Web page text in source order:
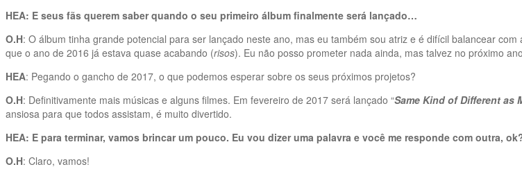
HEA: E seus fãs querem saber quando o seu primeiro álbum finalmente será lançado…
O.H: O álbum tinha grande potencial para ser lançado neste ano, mas eu também sou atriz e é difícil balancear
que o ano de 2016 já estava quase acabando (risos). Eu não posso prometer nada ainda, mas talvez no próximo
HEA: Pegando o gancho de 2017, o que podemos esperar sobre os seus próximos projetos?
O.H: Definitivamente mais músicas e alguns filmes. Em fevereiro de 2017 será lançado “Same Kind of Different as
ansiosa para que todos assistam, é muito divertido.
HEA: E para terminar, vamos brincar um pouco. Eu vou dizer uma palavra e você me responde com outra,
O.H: Claro, vamos!